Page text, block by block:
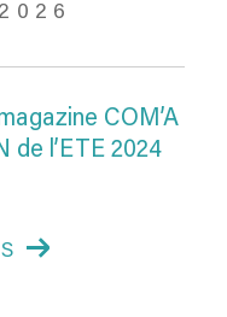
COM’A
de l’ETE 2024